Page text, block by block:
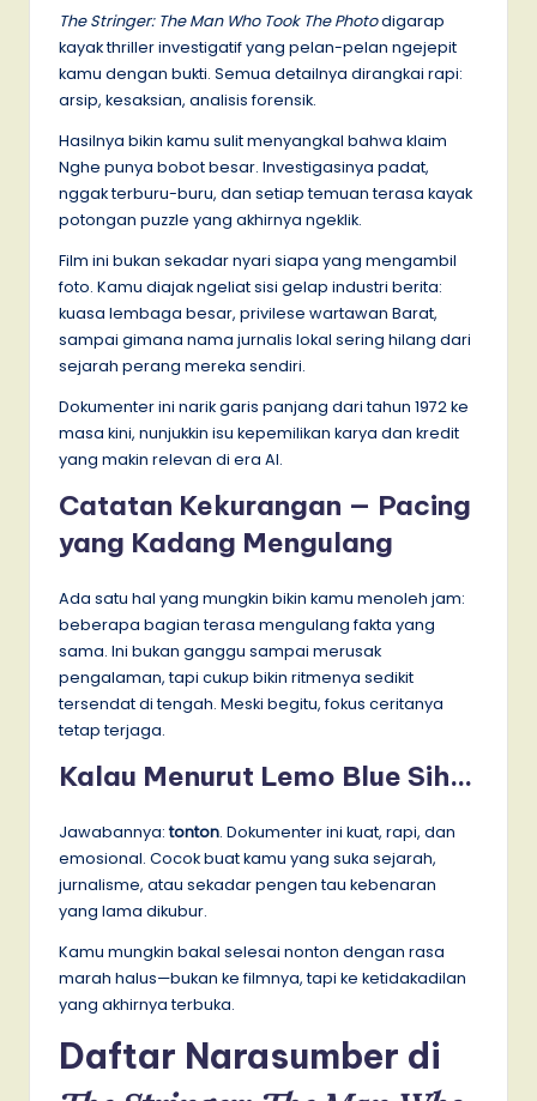
The Stringer: The Man Who Took The Photodigarap
kayak thriller investigatif yang pelan-pelan ngejepit
kamu dengan bukti. Semua detailnya dirangkai rapi:
arsip, kesaksian, analisis forensik.
Hasilnya bikin kamu sulit menyangkal bahwa klaim
Nghe punya bobot besar. Investigasinya padat,
nggak terburu-buru, dan setiap temuan terasa kayak
potongan puzzle yang akhirnya ngeklik.
Film ini bukan sekadar nyari siapa yang mengambil
foto. Kamu diajak ngeliat sisi gelap industri berita:
kuasa lembaga besar, privilese wartawan Barat,
sampai gimana nama jurnalis lokal sering hilang dari
sejarah perang mereka sendiri.
Dokumenter ini narik garis panjang dari tahun 1972 ke
masa kini, nunjukkin isu kepemilikan karya dan kredit
yang makin relevan di era AI.
Catatan Kekurangan — Pacing
yang Kadang Mengulang
Ada satu hal yang mungkin bikin kamu menoleh jam:
beberapa bagian terasa mengulang fakta yang
sama. Ini bukan ganggu sampai merusak
pengalaman, tapi cukup bikin ritmenya sedikit
tersendat di tengah. Meski begitu, fokus ceritanya
tetap terjaga.
Kalau Menurut Lemo Blue Sih…
Jawabannya:tonton. Dokumenter ini kuat, rapi, dan
emosional. Cocok buat kamu yang suka sejarah,
jurnalisme, atau sekadar pengen tau kebenaran
yang lama dikubur.
Kamu mungkin bakal selesai nonton dengan rasa
marah halus—bukan ke filmnya, tapi ke ketidakadilan
yang akhirnya terbuka.
Daftar Narasumber di